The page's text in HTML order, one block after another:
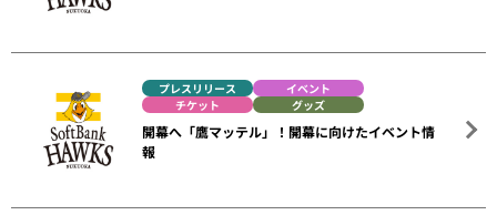
プレスリリース
イベント
チケット
グッズ
開幕へ「鷹マッテル」！開幕に向けたイベント情
報